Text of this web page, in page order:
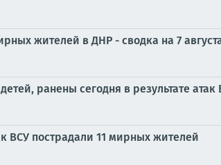
жителей в ДНР - сводка на 7
ранены сегодня в результате
ВСУ пострадали 11 мирных жителей